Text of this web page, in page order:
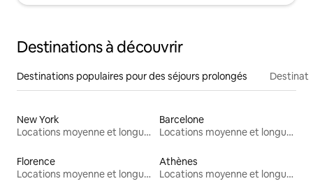
Destinations à découvrir
Destinations populaires pour des séjours prolongés
New York
Locations moyenne et longue durée
Barcelone
Locations moyenne et longue durée
Florence
Locations moyenne et longue durée
Athènes
Locations moyenne et longue durée